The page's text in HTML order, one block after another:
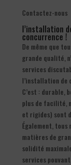
Contactez-nous
l’installation
concurrence !
De même que
grande qualité,
services
l’installation de
C’est : durable,
plus de facilité,
et rigides) sont
Également,
matières de
solidité
services